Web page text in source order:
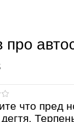
про
что пред